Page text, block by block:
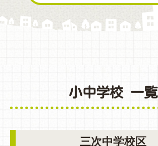
小中学校 一覧
三次中学校区